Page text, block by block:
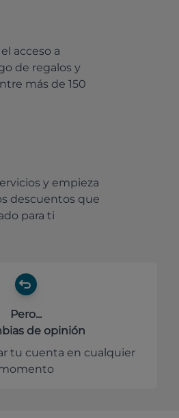
acceso a
de regalos y
más de 150
y empieza
descuentos que
para ti
Pero...
de opinión
tu cuenta en cualquier